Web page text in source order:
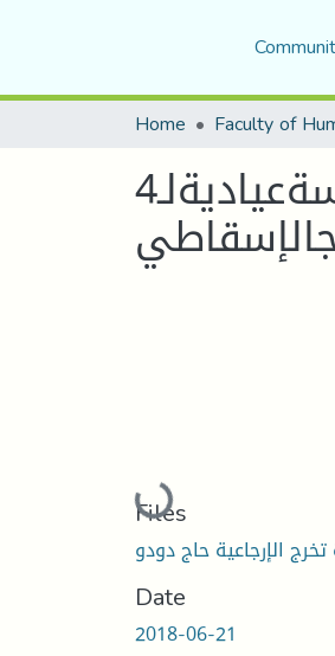
Home
الإرجاعيةوعملالحدادلدىمراهقاتفقدنالأبجراءحادثمرور دراسةعياديةلـ4
Loading...
Files
Date
2018-06-21